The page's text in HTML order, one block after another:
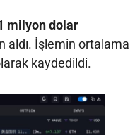
milyon dolar
aldı. İşlemin ortalama
kaydedildi.